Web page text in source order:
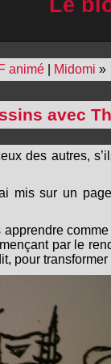
Le
animé Midomi »
avec
des autres,
mis sur un
par le
pour